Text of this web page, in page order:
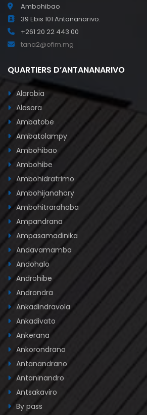
Ambohibao
39 Ebis 101 Antananarivo.
+261 20 22 443 00
tana2@ofim.mg
QUARTIERS D’ANTANANARIVO
Alarobia
Alasora
Ambatobe
Ambatolampy
Ambohibao
Ambohibe
Ambohidratrimo
Ambohijanahary
Ambohitrarahaba
Ampandrana
Ampasamadinika
Andavamamba
Andohalo
Androhibe
Androndra
Ankadindravola
Ankadivato
Ankerana
Ankorondrano
Antanandrano
Antaninandro
Antsakaviro
By pass